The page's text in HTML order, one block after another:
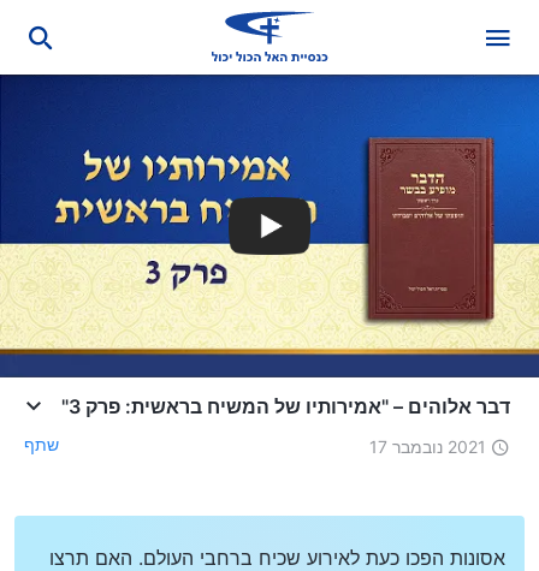
דבר אלוהים – "אמירותיו של המשיח בראשית: פרק 3"
2021 נובמבר 17 שתף
אסונות הפכו כעת לאירוע שכיח ברחבי העולם. האם תרצו